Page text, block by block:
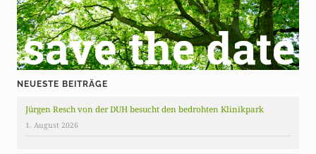
NEUESTE BEITRÄGE
Jürgen Resch von der DUH besucht den bedrohten Klinikpark
1. August 2026